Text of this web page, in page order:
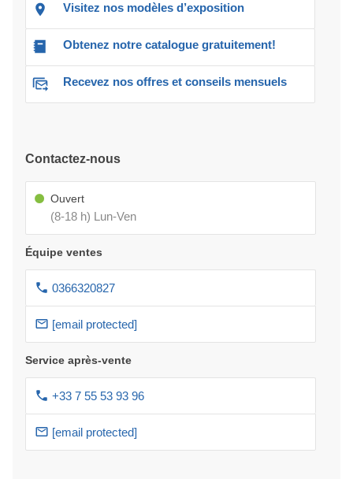
Visitez nos modèles d’exposition
Obtenez notre catalogue gratuitement!
Recevez nos offres et conseils mensuels
Contactez-nous
Ouvert
(8-18 h) Lun-Ven
Équipe ventes
0366320827
[email protected]
Service après-vente
+33 7 55 53 93 96
[email protected]